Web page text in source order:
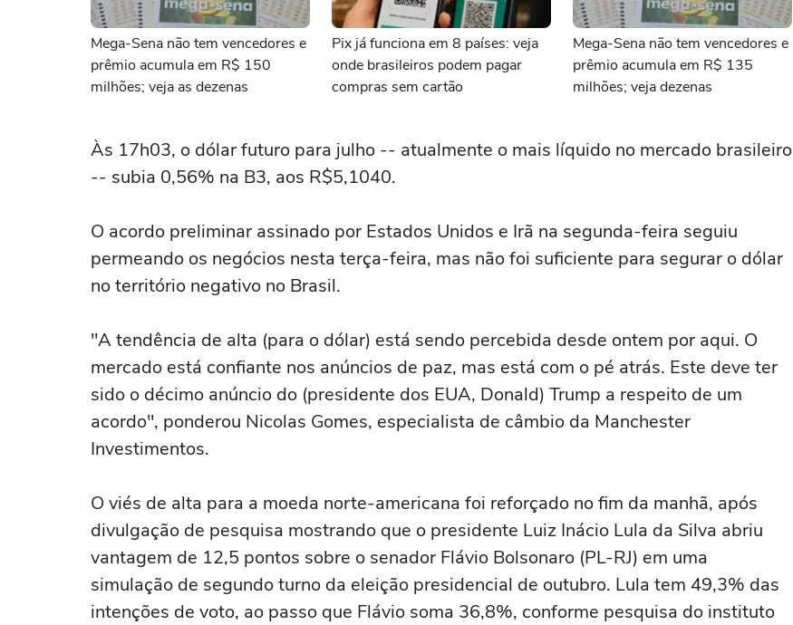
Mega-Sena não tem vencedores e
prêmio acumula em R$ 150
milhões; veja as dezenas
Pix já funciona em 8 países: veja
onde brasileiros podem pagar
compras sem cartão
Mega-Sena não tem vencedores e
prêmio acumula em R$ 135
milhões; veja dezenas
Às 17h03, o dólar futuro para ⁠julho -- atualmente o mais líquido no mercado brasileiro
-- subia 0,56% na B3, aos R$5,1040.
O acordo preliminar assinado ‌por Estados Unidos e Irã na segunda-feira seguiu
permeando os negócios nesta terça-feira, mas não foi suficiente para segurar o dólar
no território negativo no Brasil.
"A tendência de alta (para o dólar) está sendo ‌percebida desde ontem por aqui. O
mercado está confiante nos ‌anúncios de paz, mas está com o pé atrás. Este deve ter
sido o décimo ⁠anúncio do (presidente dos EUA, Donald) Trump a respeito de um
acordo", ponderou Nicolas Gomes, especialista de câmbio da Manchester
Investimentos.
O viés de alta para a moeda norte-americana foi reforçado no fim da manhã, após
divulgação de pesquisa mostrando que o presidente Luiz Inácio Lula da Silva abriu
vantagem de 12,5 pontos sobre o senador Flávio Bolsonaro (PL-RJ) em uma
simulação de segundo turno da eleição presidencial de outubro. Lula ‌tem 49,3% das
intenções de voto, ao passo que Flávio soma 36,8%, conforme pesquisa do instituto